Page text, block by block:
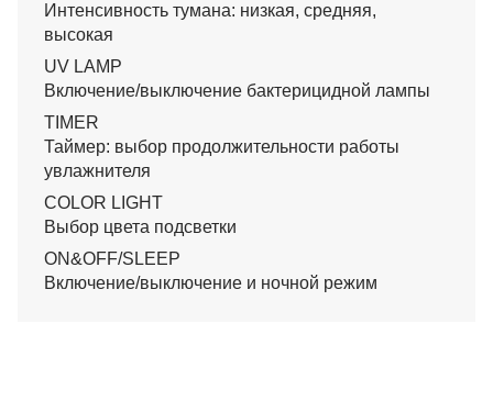
Интенсивность тумана: низкая, средняя,
высокая
UV LAMP
Включение/выключение бактерицидной лампы
TIMER
Таймер: выбор продолжительности работы
увлажнителя
COLOR LIGHT
Выбор цвета подсветки
ON&OFF/SLEEP
Включение/выключение и ночной режим